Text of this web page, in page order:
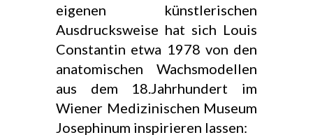
eigenen künstlerischen
Ausdrucksweise hat sich Louis
Constantin etwa 1978 von den
anatomischen Wachsmodellen
aus dem 18.Jahrhundert im
Wiener Medizinischen Museum
Josephinum inspirieren lassen: